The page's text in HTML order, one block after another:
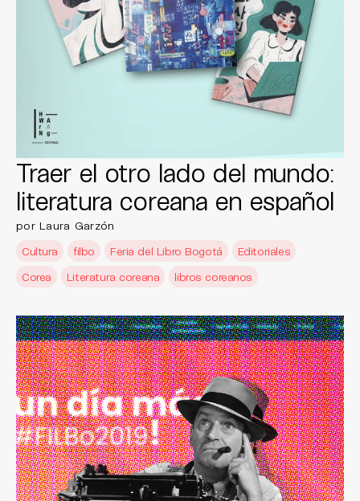
Traer el otro lado del mundo:
literatura coreana en español
por Laura Garzón
Cultura
filbo Feria del Libro Bogotá
Editoriales
Corea
Literatura coreana libros coreanos